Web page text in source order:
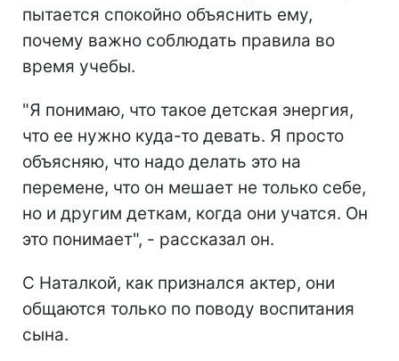
пытается спокойно объяснить ему,
почему важно соблюдать правила во
время учебы.
"Я понимаю, что такое детская энергия,
что ее нужно куда-то девать. Я просто
объясняю, что надо делать это на
перемене, что он мешает не только себе,
но и другим деткам, когда они учатся. Он
это понимает", - рассказал он.
С Наталкой, как признался актер, они
общаются только по поводу воспитания
сына.